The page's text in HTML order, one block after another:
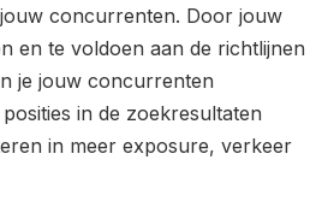
concurrenten. Door jouw
en te voldoen aan de richtlijnen
je jouw concurrenten
in de zoekresultaten
in meer exposure, verkeer